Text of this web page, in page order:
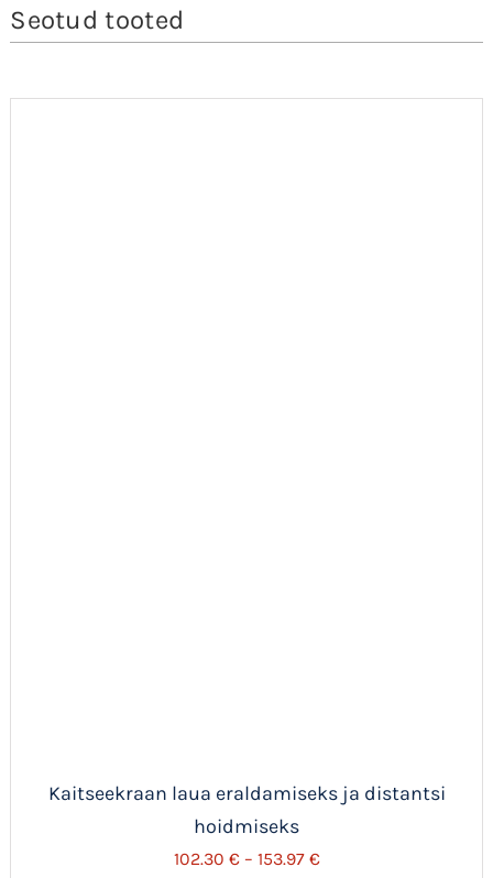
Seotud tooted
Kaitseekraan laua eraldamiseks ja distantsi
hoidmiseks
102.30 € – 153.97 €Hinnavahemik: